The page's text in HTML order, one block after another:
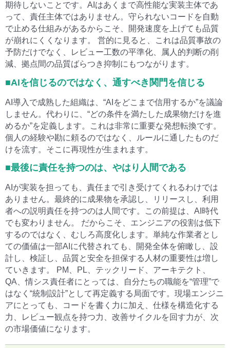
期待しないことです。AIはあくまで高性能な実装主体であ
って、責任主体ではありません。守られないコードを自動
で止める仕組みがあるからこそ、開発速度を上げても品質
が崩れにくくなります。 営的に見ると、これは品質事故の
予防だけでなく、レビュー工数の平準化、属人的判断の削
減、拠点間の品質ばらつき抑制にもつながります。
■AIを信じるのではなく、通すべき関門を信じる
AI導入で成熟した組織は、“AIをどこまで信用するか”を議論
しません。代わりに、“どの条件を満たした成果物だけを進
めるか”を定義します。これは非常に重要な発想転換です。
個人の経験や勘に頼るのではなく、ルールに通したものだ
けを流す。そこに再現性が生まれます。
■最後に責任を持つのは、やはり人間である
AIが実装を担っても、責任まで引き受けてくれるわけでは
ありません。最終的に成果物を承認し、リリースし、利用
者への説明責任を持つのは人間です。この前提は、AI時代
でも変わりません。 だからこそ、エンジニアの役割は低下
するのではなく、むしろ高度化します。単純な作業者とし
ての価値は一部AIに代替されても、開発全体を俯瞰し、設
計し、検証し、品質と安全を担保する人材の重要性は増し
ていきます。 PM、PL、テックリード、アーキテクト、
QA、情シス責任者にとっては、自分たちの職能を“管理”で
はなく“統制設計”として再定義する局面です。現場エンジニ
アにとっても、コードを書く力に加え、仕様を構造化する
力、レビュー観点を持つ力、改善サイクルを回す力が、次
の市場価値になります。